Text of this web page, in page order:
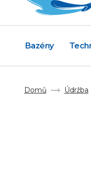
Bazény
Domů Údržba